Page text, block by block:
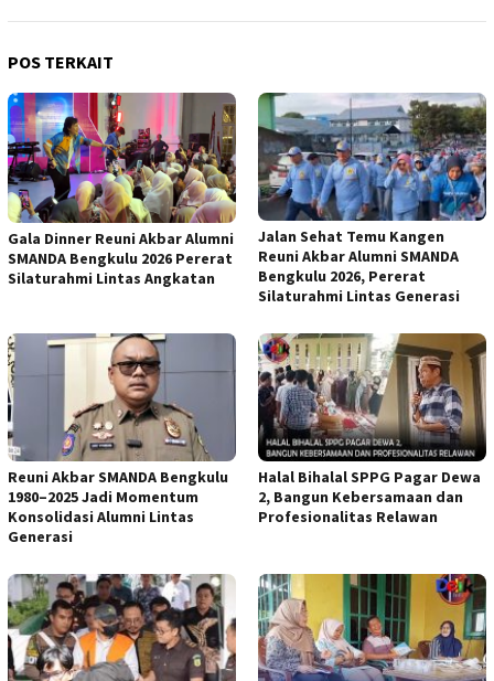
POS TERKAIT
Gala Dinner Reuni Akbar Alumni
SMANDA Bengkulu 2026 Pererat
Silaturahmi Lintas Angkatan
Jalan Sehat Temu Kangen
Reuni Akbar Alumni SMANDA
Bengkulu 2026, Pererat
Silaturahmi Lintas Generasi
Reuni Akbar SMANDA Bengkulu
1980–2025 Jadi Momentum
Konsolidasi Alumni Lintas
Generasi
Halal Bihalal SPPG Pagar Dewa
2, Bangun Kebersamaan dan
Profesionalitas Relawan